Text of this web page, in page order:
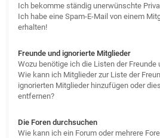
Ich bekomme ständig unerwünschte
Ich habe eine Spam-E-Mail von einem
erhalten!
Freunde und ignorierte Mitglieder
Wozu benötige ich die Listen der Freunde
Wie kann ich Mitglieder zur Liste der
ignorierten Mitglieder hinzufügen oder
entfernen?
Die Foren durchsuchen
Wie kann ich ein Forum oder mehrere